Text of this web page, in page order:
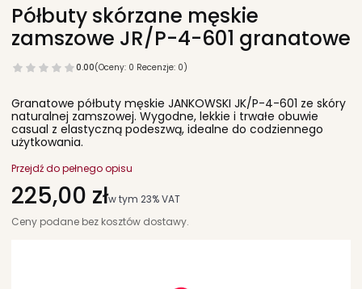
Półbuty skórzane męskie
zamszowe JR/P-4-601 granatowe
0.00(Oceny: 0 Recenzje: 0)
Granatowe półbuty męskie JANKOWSKI JK/P-4-601 ze skóry
naturalnej zamszowej. Wygodne, lekkie i trwałe obuwie
casual z elastyczną podeszwą, idealne do codziennego
użytkowania.
Przejdź do pełnego opisu
Cena
225,00 złw tym 23% VAT
w tym 23%VAT
Ceny podane bez kosztów dostawy.